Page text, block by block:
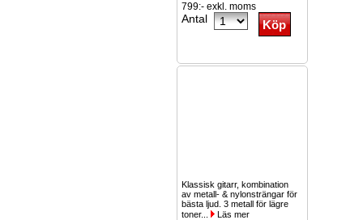
799:- exkl. moms
Antal
Klassisk gitarr, kombination
av metall- & nylonsträngar för
bästa ljud. 3 metall för lägre
toner...
Läs mer